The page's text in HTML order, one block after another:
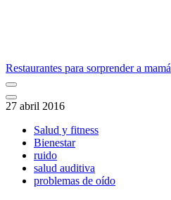
Restaurantes para sorprender a mamá
27 abril 2016
Salud y fitness
Bienestar
ruido
salud auditiva
problemas de oído